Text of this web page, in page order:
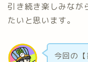
引き続き楽しみなが
たいと思います。
今回の